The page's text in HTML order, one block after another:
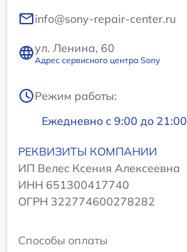
info@sony-repair-center.ru
ул. Ленина, 60
Адрес сервисного центра Sony
Режим работы:
Ежедневно с 9:00 до 21:00
РЕКВИЗИТЫ КОМПАНИИ
ИП Велес Ксения Алексеевна
ИНН 651300417740
ОГРН 322774600278282
Способы оплаты